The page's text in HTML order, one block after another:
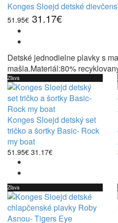
Konges Sloejd detské
51.95€ 31.17€
Detské jednodielne plavky s
mašla.Materiál:80%
Zľava
Konges Sloejd detský set
tričko a šortky Basic- Rock
my boat
51.95€ 31.17€
Zľava